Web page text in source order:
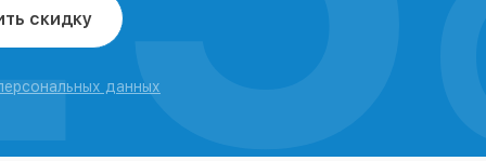
скидку
данных